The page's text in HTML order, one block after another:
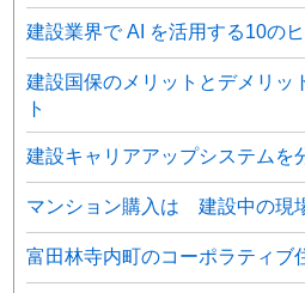
建設業界で AI を活用する10のヒ
建設国保のメリットとデメリッ
ト
建設キャリアアップシステムを
マンション購入は 建設中の現
富田林寺内町のコーポラティブ